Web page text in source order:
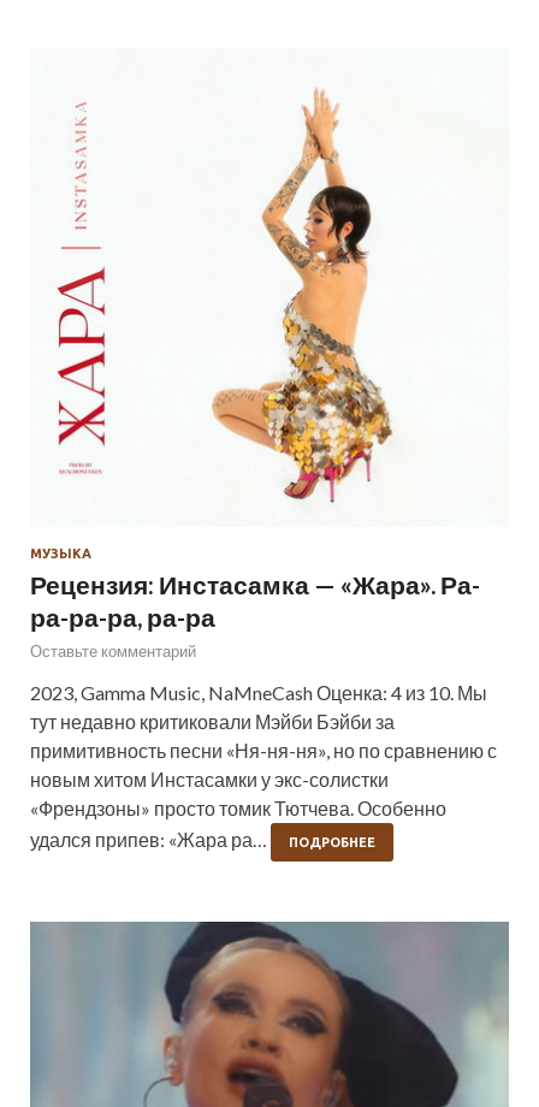
МУЗЫКА
Рецензия: Инстасамка — «Жара». Ра-
ра-ра-ра, ра-ра
Оставьте комментарий
2023, Gamma Music, NaMneCash Оценка: 4 из 10. Мы
тут недавно критиковали Мэйби Бэйби за
примитивность песни «Ня-ня-ня», но по сравнению с
новым хитом Инстасамки у экс-солистки
«Френдзоны» просто томик Тютчева. Особенно
удался припев: «Жара ра…
ПОДРОБНЕЕ